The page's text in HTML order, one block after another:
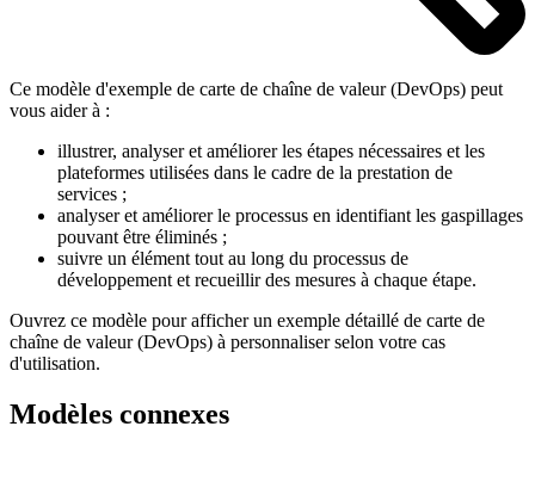
Ce modèle d'exemple de carte de chaîne de valeur (DevOps) peut
vous aider à :
illustrer, analyser et améliorer les étapes nécessaires et les
plateformes utilisées dans le cadre de la prestation de
services ;
analyser et améliorer le processus en identifiant les gaspillages
pouvant être éliminés ;
suivre un élément tout au long du processus de
développement et recueillir des mesures à chaque étape.
Ouvrez ce modèle pour afficher un exemple détaillé de carte de
chaîne de valeur (DevOps) à personnaliser selon votre cas
d'utilisation.
Modèles connexes